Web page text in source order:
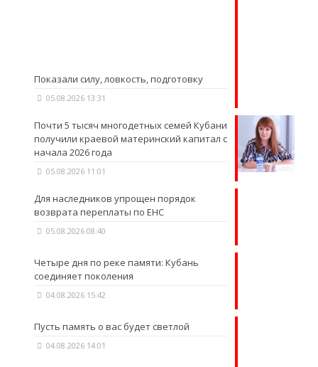
Показали силу, ловкость, подготовку
05.08.2026 13:31
Почти 5 тысяч многодетных семей Кубани
получили краевой материнский капитал с
начала 2026 года
05.08.2026 11:01
Для наследников упрощен порядок
возврата переплаты по ЕНС
05.08.2026 08:40
Четыре дня по реке памяти: Кубань
соединяет поколения
04.08.2026 15:42
Пусть память о вас будет светлой
04.08.2026 14:01